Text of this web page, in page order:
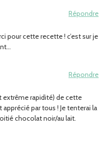
Répondre
pour cette recette ! c’est sur je
Répondre
extrême rapidité) de cette
par tous ! Je tenterai la
chocolat noir/au lait.